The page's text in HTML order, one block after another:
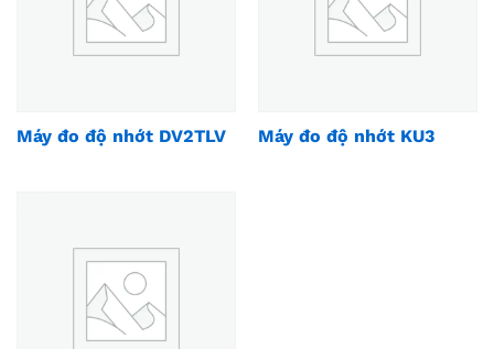
Máy đo độ nhớt DV2TLV Máy đo độ nhớt KU3